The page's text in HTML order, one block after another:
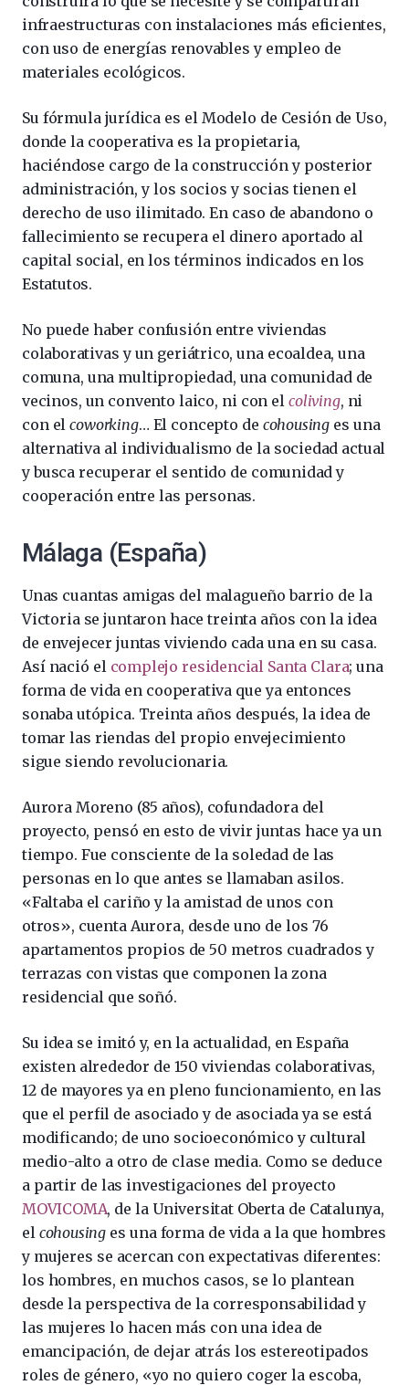
infraestructuras con instalaciones más eficientes,
con uso de energías renovables y empleo de
materiales ecológicos.
Su fórmula jurídica es el Modelo de Cesión de Uso,
donde la cooperativa es la propietaria,
haciéndose cargo de la construcción y posterior
administración, y los socios y socias tienen el
derecho de uso ilimitado. En caso de abandono o
fallecimiento se recupera el dinero aportado al
capital social, en los términos indicados en los
Estatutos.
No puede haber confusión entre viviendas
colaborativas y un geriátrico, una ecoaldea, una
comuna, una multipropiedad, una comunidad de
vecinos, un convento laico, ni con elcoliving, ni
con elcoworking… El concepto de cohousing es una
alternativa al individualismo de la sociedad actual
y busca recuperar el sentido de comunidad y
cooperación entre las personas.
Málaga (España)
Unas cuantas amigas del malagueño barrio de la
Victoria se juntaron hace treinta años con la idea
de envejecer juntas viviendo cada una en su casa.
Así nació el complejo residencial Santa Clara; una
forma de vida en cooperativa que ya entonces
sonaba utópica. Treinta años después, la idea de
tomar las riendas del propio envejecimiento
sigue siendo revolucionaria.
Aurora Moreno (85 años), cofundadora del
proyecto, pensó en esto de vivir juntas hace ya un
tiempo. Fue consciente de la soledad de las
personas en lo que antes se llamaban asilos.
«Faltaba el cariño y la amistad de unos con
otros», cuenta Aurora, desde uno de los 76
apartamentos propios de 50 metros cuadrados y
terrazas con vistas que componen la zona
residencial que soñó.
Su idea se imitó y, en la actualidad, en España
existen alrededor de 150 viviendas colaborativas,
12 de mayores ya en pleno funcionamiento, en las
que el perfil de asociado y de asociada ya se está
modificando; de uno socioeconómico y cultural
medio-alto a otro de clase media. Como se deduce
a partir de las investigaciones del proyecto
MOVICOMA, de la Universitat Oberta de Catalunya,
el cohousing es una forma de vida a la que hombres
y mujeres se acercan con expectativas diferentes:
los hombres, en muchos casos, se lo plantean
desde la perspectiva de la corresponsabilidad y
las mujeres lo hacen más con una idea de
emancipación, de dejar atrás los estereotipados
roles de género, «yo no quiero coger la escoba,